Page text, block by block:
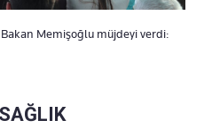
Memişoğlu müjdeyi verdi: